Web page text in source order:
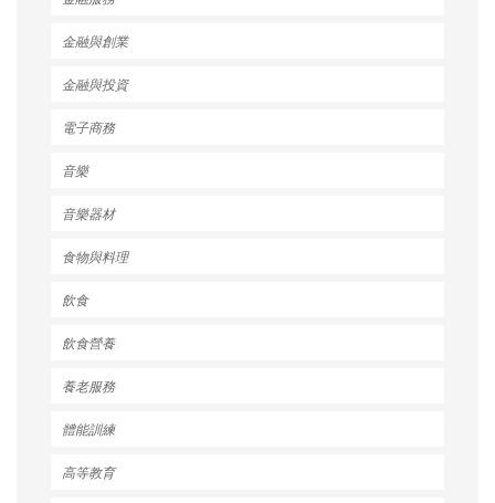
金融與創業
金融與投資
電子商務
音樂
音樂器材
食物與料理
飲食
飲食營養
養老服務
體能訓練
高等教育